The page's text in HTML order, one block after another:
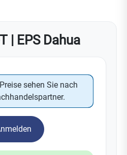
| EPS Dahua
sehen Sie nach